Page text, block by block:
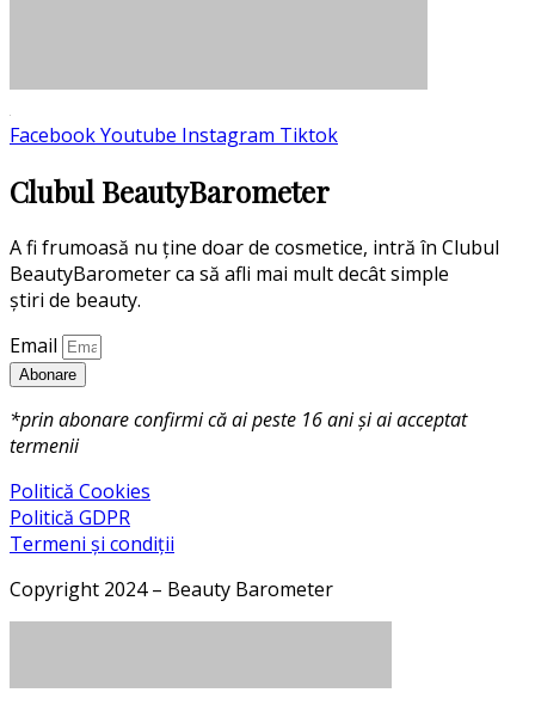
FacebookYoutube Instagram Tiktok
Clubul BeautyBarometer
A fi frumoasă nu ține doar de cosmetice, intră în Clubul
BeautyBarometer ca să afli mai mult decât simple
știri de beauty.
Email
Abonare
*prin abonare confirmi că ai peste 16 ani și ai acceptat
termenii
Politică Cookies
Politică GDPR
Termeni și condiții
Copyright 2024 – Beauty Barometer